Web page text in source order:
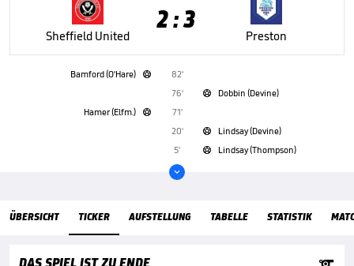
Sheffield United
2 : 3
Preston
Bamford (O'Hare) 
82'
76'

Dobbin (Devine)
Hamer (Elfm.)

71'
20'

Lindsay (Devine)
5'
 Lindsay (Thompson)

ÜBERSICHT TICKER AUFSTELLUNG TABELLE STATISTIK
ÜbersichtTicker
